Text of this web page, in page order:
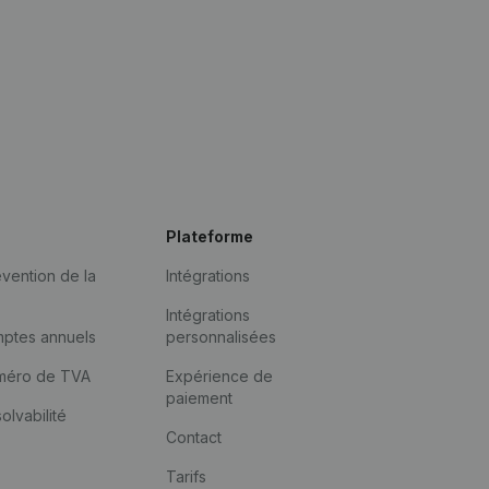
de la
annuels
de TVA
Plateforme
Intégrations
Intégrations
personnalisées
Expérience de
paiement
Contact
Tarifs